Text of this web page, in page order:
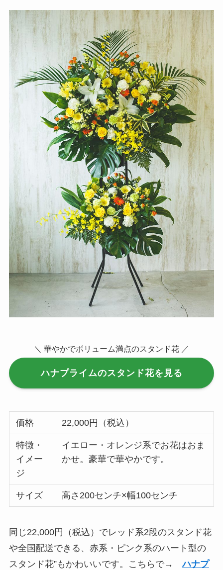
＼ 華やかでボリューム満点のスタンド花 ／
ハナプライムのスタンド花を見る
価格 22,000円（税込）
特徴・
イメー
ジ
イエロー・オレンジ系でお花はおま
かせ。豪華で華やかです。
サイズ 高さ200センチ×幅100センチ
同じ22,000円（税込）でレッド系2段のスタンド花
や全国配送できる、赤系・ピンク系のハート型の
スタンド花”もかわいいです。こちらで→ハナプ